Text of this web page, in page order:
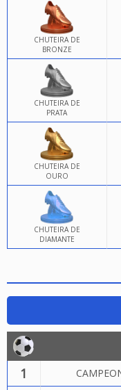
CHUTEIRA DE
BRONZE
CHUTEIRA DE
PRATA
CHUTEIRA DE
OURO
CHUTEIRA DE
DIAMANTE
1